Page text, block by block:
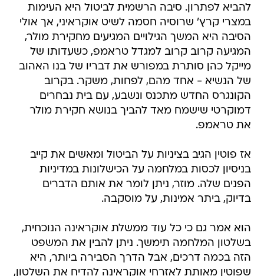
להביא לפתרון. סיבה הרשמית לביטול היא העימות
במצרי קרץ' שרוסיה חסמה לשיט אוקראיני, אך אולי
הסיבה היא המשך הגילויים המגיעים מחקירת מולר,
המגיעה קרוב קרוב למגדל טראמפ, כשעדותו של
מייקל כהן סותרת במפורש את דבריו של בנו האהוב
של הנשיא - אחד מהם, לפחות, משקר. בקרוב
הקונגרס החדש מתכנס ונשבע, עם בית נבחרים
דמוקרטי שישמח מאד להביך בנושא חקירת מולר
את טראמפ.
אז פוטין הגיב בציניות על הביטול ומאשים את קייב
בניסיון לכסות במלחמה על הכישלונות במדיניות
הפנים שלה. מוזר, ניתן לומר את אותם הדברים
בדיוק, ביתר אמינות, על מוסקבה.
הוא אמר גם כי כל עוד ממשלת אוקראינה הנוכחית,
בשלטון המלחמה תימשך. ניתן להבין את המשפט
הזה בכמה דרכים, אבל הדרך הסבירה ביותר, היא
שפוטין מאותת לאזרחי אוקראינה להדיח את השלטון,